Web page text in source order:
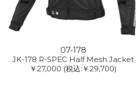
07-178
JK-178 R-SPEC Half Mesh Jacket
￥27,000 (税込:￥29,700)